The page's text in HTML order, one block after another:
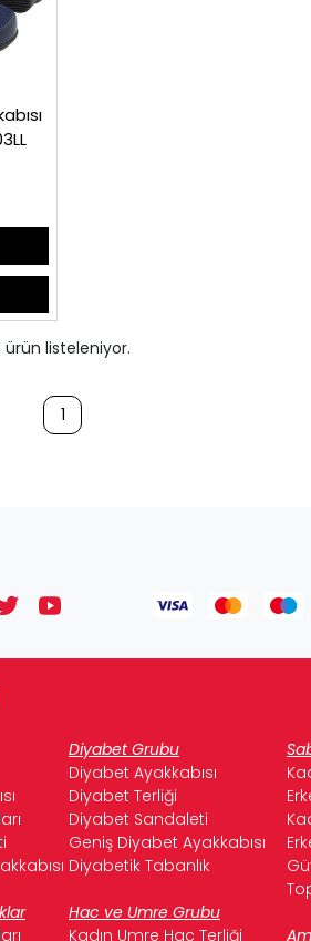
ürün listeleniyor.
1
Diyabet Grubu
Diyabet Ayakkabısı
Diyabet Terliği
Diyabet Sandaleti
Geniş Diyabet Ayakkabısı
Diyabetik Tabanlık
Hac ve Umre Grubu
Kadın Umre Hac Terliği